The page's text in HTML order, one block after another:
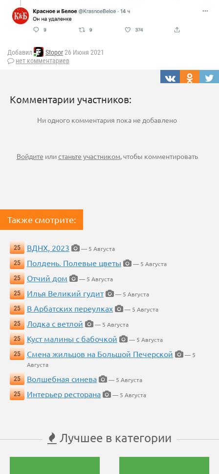
Добавил Stopor26 Июня 2021
нет комментариев
Комментарии участников:
Ни одного комментария пока не добавлено
Войдите илистаньте участником, чтобы комментировать
Также смотрите:
25 ВДНХ, 2023
— 5 Августа
25
Полдень. Полевые цветы
— 5 Августа
25
Отчий дом
— 5 Августа
25
Илья Великий гудит
— 5 Августа
25
В Арбатских переулках
— 5 Августа
25
Лодка с ветлой
— 5 Августа
25
Куст малины с бабочкой
— 5 Августа
25
Смена жильцов на Большой Печерской
— 5
Августа
25
Волшебная синева
— 5 Августа
25
Интерьер ресторана — 5 Августа
Лучшее в категории